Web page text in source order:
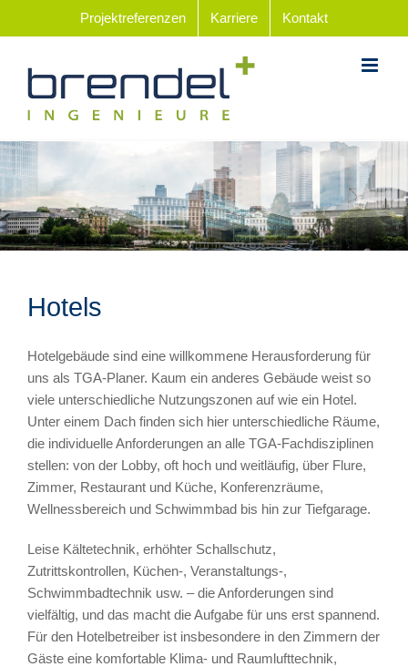
Projektreferenzen Karriere Kontakt
Hotels
Hotelgebäude sind eine willkommene Herausforderung für
uns als TGA-Planer. Kaum ein anderes Gebäude weist so
viele unterschiedliche Nutzungszonen auf wie ein Hotel.
Unter einem Dach finden sich hier unterschiedliche Räume,
die individuelle Anforderungen an alle TGA-Fachdisziplinen
stellen: von der Lobby, oft hoch und weitläufig, über Flure,
Zimmer, Restaurant und Küche, Konferenzräume,
Wellnessbereich und Schwimmbad bis hin zur Tiefgarage.
Leise Kältetechnik, erhöhter Schallschutz,
Zutrittskontrollen, Küchen-, Veranstaltungs-,
Schwimmbadtechnik usw. – die Anforderungen sind
vielfältig, und das macht die Aufgabe für uns erst spannend.
Für den Hotelbetreiber ist insbesondere in den Zimmern der
Gäste eine komfortable Klima- und Raumlufttechnik,